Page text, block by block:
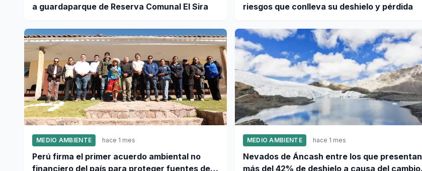
a guardaparque de Reserva Comunal El Sira
riesgos que conlleva su deshielo y pérdida
MEDIO AMBIENTE hace 1 mes
Perú firma el primer acuerdo ambiental no
financiero del país para proteger fuentes de
MEDIO AMBIENTE hace 1 mes
Nevados de Áncash entre los que presentan
más del 42% de deshielo a causa del cambio